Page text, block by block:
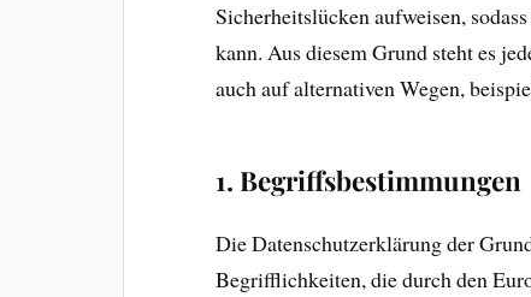
Sicherheitslücken aufweisen,
kann. Aus diesem Grund steht es
auch auf alternativen Wegen,
1. Begriffsbestimmungen
Die Datenschutzerklärung der
Begrifflichkeiten, die durch den